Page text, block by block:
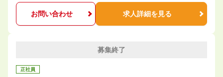
お問い合わせ 求人詳細を見る
募集終了
正社員